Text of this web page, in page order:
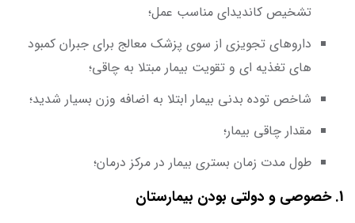
تشخیص کاندیدای مناسب عمل؛
داروهای تجویزی از سوی پزشک معالج برای جبران کمبود
های تغذیه ای و تقویت بیمار مبتلا به چاقی؛
شاخص توده بدنی بیمار ابتلا به اضافه وزن بسیار شدید؛
مقدار چاقی بیمار؛
طول مدت زمان بستری بیمار در مرکز درمان؛
1. خصوصی و دولتی بودن بیمارستان